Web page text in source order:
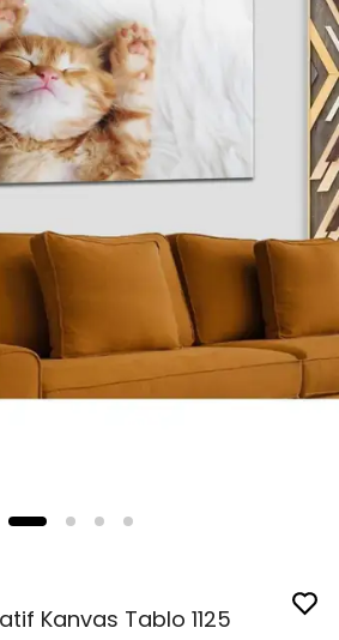
Kanvas Tablo 1125